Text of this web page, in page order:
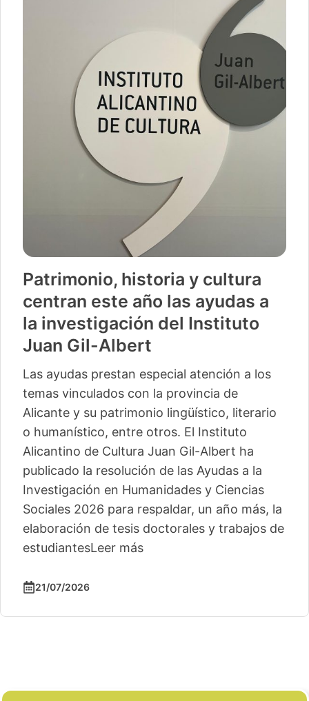
Patrimonio, historia y cultura
centran este año las ayudas a
la investigación del Instituto
Juan Gil-Albert
Las ayudas prestan especial atención a los
temas vinculados con la provincia de
Alicante y su patrimonio lingüístico, literario
o humanístico, entre otros. El Instituto
Alicantino de Cultura Juan Gil-Albert ha
publicado la resolución de las Ayudas a la
Investigación en Humanidades y Ciencias
Sociales 2026 para respaldar, un año más, la
elaboración de tesis doctorales y trabajos de
estudiantesLeer más
21/07/2026